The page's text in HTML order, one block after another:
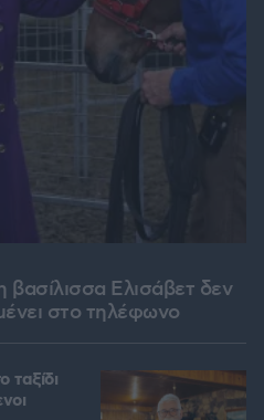
Ελισάβετ δεν
στο τηλέφωνο